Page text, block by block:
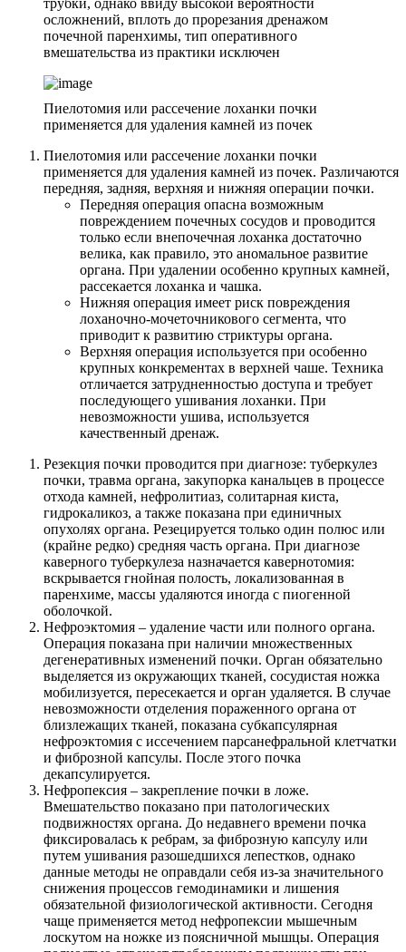
трубки, однако ввиду высокой вероятности
осложнений, вплоть до прорезания дренажом
почечной паренхимы, тип оперативного
вмешательства из практики исключен
Пиелотомия или рассечение лоханки почки
применяется для удаления камней из почек
Пиелотомия или рассечение лоханки почки
применяется для удаления камней из почек. Различаются
передняя, задняя, верхняя и нижняя операции почки.
Передняя операция опасна возможным
повреждением почечных сосудов и проводится
только если внепочечная лоханка достаточно
велика, как правило, это аномальное развитие
органа. При удалении особенно крупных камней,
рассекается лоханка и чашка.
Нижняя операция имеет риск повреждения
лоханочно-мочеточникового сегмента, что
приводит к развитию стриктуры органа.
Верхняя операция используется при особенно
крупных конкрементах в верхней чаше. Техника
отличается затрудненностью доступа и требует
последующего ушивания лоханки. При
невозможности ушива, используется
качественный дренаж.
Резекция почки проводится при диагнозе: туберкулез
почки, травма органа, закупорка канальцев в процессе
отхода камней, нефролитиаз, солитарная киста,
гидрокаликоз, а также показана при единичных
опухолях органа. Резецируется только один полюс или
(крайне редко) средняя часть органа. При диагнозе
каверного туберкулеза назначается кавернотомия:
вскрывается гнойная полость, локализованная в
паренхиме, массы удаляются иногда с пиогенной
оболочкой.
Нефроэктомия – удаление части или полного органа.
Операция показана при наличии множественных
дегенеративных изменений почки. Орган обязательно
выделяется из окружающих тканей, сосудистая ножка
мобилизуется, пересекается и орган удаляется. В случае
невозможности отделения пораженного органа от
близлежащих тканей, показана субкапсулярная
нефроэктомия с иссечением парсанефральной клетчатки
и фиброзной капсулы. После этого почка
декапсулируется.
Нефропексия – закрепление почки в ложе.
Вмешательство показано при патологических
подвижностях органа. До недавнего времени почка
фиксировалась к ребрам, за фиброзную капсулу или
путем ушивания разошедшихся лепестков, однако
данные методы не оправдали себя из-за значительного
снижения процессов гемодинамики и лишения
обязательной физиологической активности. Сегодня
чаще применяется метод нефропексии мышечным
лоскутом на ножке из поясничной мышцы. Операция